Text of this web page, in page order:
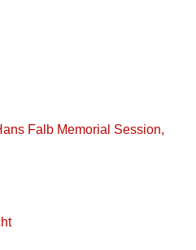
Falb Memorial Session,